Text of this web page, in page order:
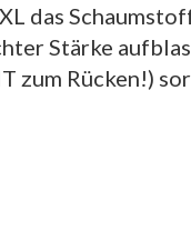
das
Stärke
zum Rücken!)